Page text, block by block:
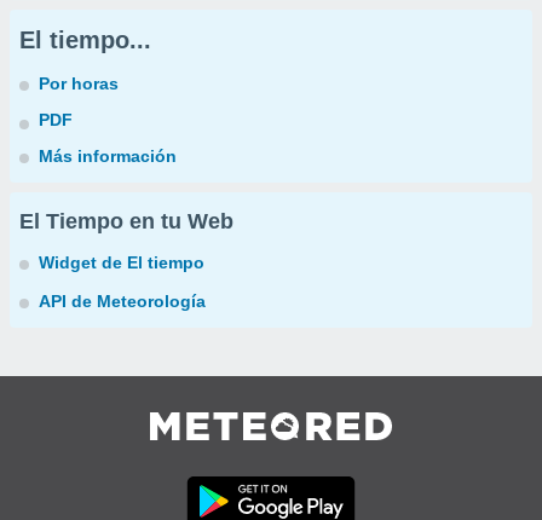
El tiempo...
Por horas
PDF
Más información
El Tiempo en tu Web
Widget de El tiempo
API de Meteorología